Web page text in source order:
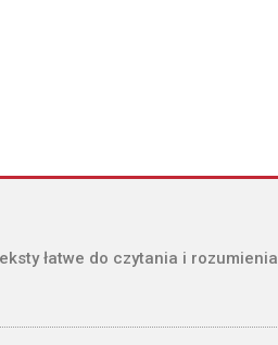
łatwe do czytania i rozumienia